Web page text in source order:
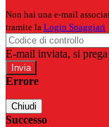
Non hai una e-mail
tramite la Login Spaggiari
E-mail inviata, si
Errore
Chiudi
Successo